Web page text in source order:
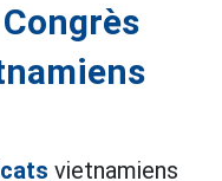
vietnamiens